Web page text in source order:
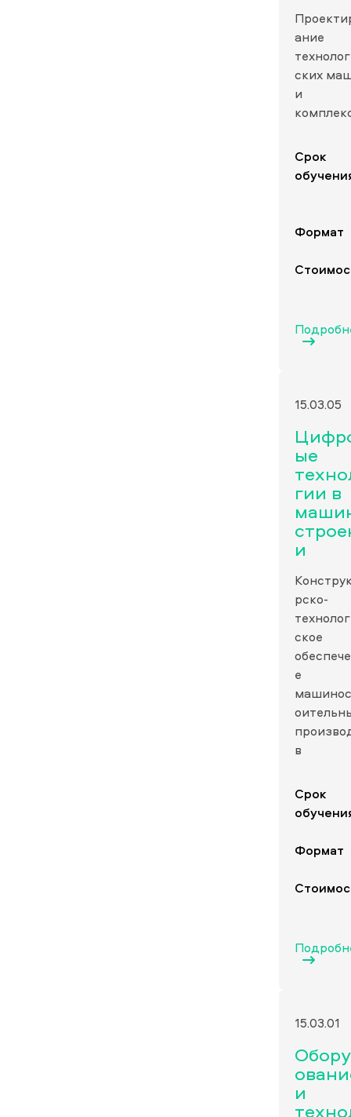
ание
ских
и
Срок
Формат
15.03.05
ые
гии в
и
рско-
ское
е
в
Срок
Формат
15.03.01
и